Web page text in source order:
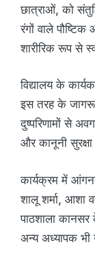
छात्राओं, को
रंगों वाले
शारीरिक रूप से
विद्यालय के
इस तरह के
दुष्परिणामों से
और कानूनी
कार्यक्रम में
शालू शर्मा, आशा
पाठशाला कानसर
अन्य अध्यापक भी